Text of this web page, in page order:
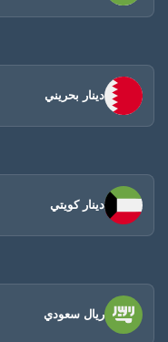
دينار بحريني
دينار كويتي
ريال سعودي